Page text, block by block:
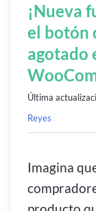
¡Nueva
el botón
agotado
Última
Reyes
Imagina